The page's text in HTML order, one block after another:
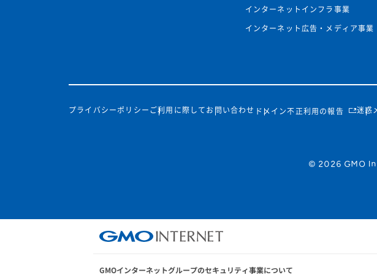
インターネットインフラ事業
インターネット広告・メディア事業
プライバシーポリシー ご利用に際して お問い合わせ ドメイン不正利用の報告 迷惑
© 2026 GMO
GMOインターネットグループのセキュリティ事業について